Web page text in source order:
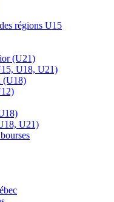
régions U15
(U21)
U18, U21)
(U18)
U21)